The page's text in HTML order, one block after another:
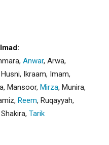
, Anwar, Arwa,
Husni, Ikraam, Imam,
, Mansoor, Mirza, Munira,
, Reem, Ruqayyah,
Shakira, Tarik